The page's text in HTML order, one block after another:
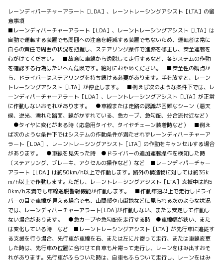
レーンディパーチャーアラート［LDA］、レーントレーシングアシスト［LTA］の留
意事項
■レーンディパーチャーアラート［LDA］、レーントレーシングアシスト［LTA］は
自動で運転する装置でも周囲への注意を軽減する装置でもないため、運転者は常に
自らの責任で周囲の状況を把握し、ステアリング操作で進路を修正し、安全運転を
心がけてください。 ■故意に車線から逸脱して走行するなど、各システムの作動
を確認する行為はたいへん危険です。絶対におやめください。 ■安全性の観点か
ら、ドライバーはステアリングを持ち続ける必要があります。手を放すと、レーン
トレーシングアシスト［LTA］が停止します。 ■例えば次のような条件下では、レ
ーンディパーチャーアラート［LDA］、レーントレーシングアシスト［LTA］が正常
に作動しないおそれがあります。 ●車線または走路の認識が困難なシーン（悪天
候、逆光、濡れた路面、線がかすれている、急カーブ、急勾配、分合流付近など）
●タイヤに変化がある時（応急用タイヤ、タイヤチェーン装着時など） ■例え
ば次のような条件下ではシステムの作動条件が満たされずレーンディパーチャーア
ラート［LDA］、レーントレーシングアシスト［LTA］の作動をキャンセルする場合
があります。 ●車線を見失った時 ●ドライバーの追加運転操作を検知した時
（ステアリング、ブレーキ、アクセルの操作など）など ■レーンディパーチャー
アラート［LDA］は約50km/h以上で作動します。路外の構造物に対しては約35k
m/h以上で作動します。ただし、レーントレーシングアシスト［LTA］支援中は約5
0km/h未満でも車線逸脱警報機能が作動します。 ■作動車速以上で走行しドライ
バーの目で車線が見える場合でも、山間部や市街地などに見られる次のような状況
では、レーンディパーチャーアラート[LDA]が作動しない、または安定して作動し
ない場合があります。 ●急カーブや急勾配を走行する時 ●車線幅が狭い、また
は変化している時 など ■レーントレーシングアシスト［LTA］が先行車に追従す
る支援を行う場合、先行車が車線を右、または左に片寄って走行、または車線変更
した時は、先行車の位置に合わせて自車も片寄って走行し、レーンをはみ出すおそ
れがあります。先行車がふらついた時は、自車もふらついて走行し、レーンをはみ